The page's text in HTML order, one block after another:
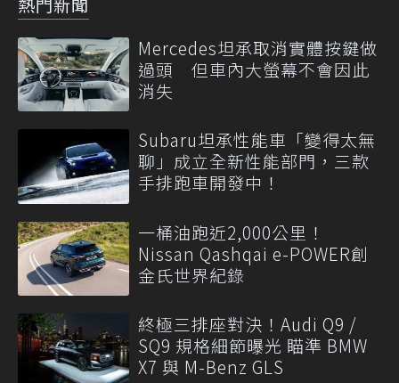
Mercedes坦承取消實體按鍵做
過頭 但車內大螢幕不會因此
消失
Subaru坦承性能車「變得太無
聊」成立全新性能部門，三款
手排跑車開發中！
一桶油跑近2,000公里！
Nissan Qashqai e-POWER創
金氏世界紀錄
終極三排座對決！Audi Q9 /
SQ9 規格細節曝光 瞄準 BMW
X7 與 M-Benz GLS